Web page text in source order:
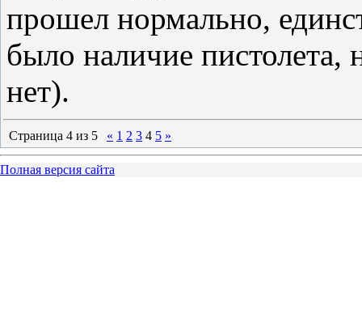
прошел нормально,
было наличие
нет).
Страница 4 из 5 « 1 2 3 4 5 »
Полная версия сайта